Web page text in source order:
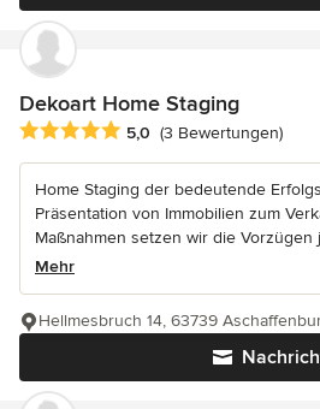
Dekoart Home Staging
Durchschnittliche Bewertung: 5 von
5,0 (3 Bewertungen)
Home Staging der bedeutende
Präsentation von Immobilien zum
Maßnahmen setzen wir die Vorzügen
Mehr
Hellmesbruch 14, 63739